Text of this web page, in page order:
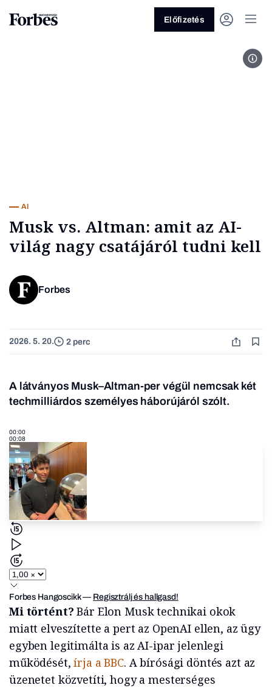
Előfizetés
AI
Musk vs. Altman: amit az AI-
világ nagy csatájáról tudni kell
Forbes
2026. 5. 20. 2 perc
A látványos Musk–Altman-per végül nemcsak két
techmilliárdos személyes háborújáról szólt.
00:00
00:08
Forbes Hangoscikk— Regisztrálj és hallgasd!
Mi történt?Bár Elon Musk technikai okok
miatt elveszítette a pert az OpenAI ellen, az ügy
egyben legitimálta is az AI-ipar jelenlegi
működését,írja a BBC. A bírósági döntés azt az
üzenetet közvetíti, hogy a mesterséges